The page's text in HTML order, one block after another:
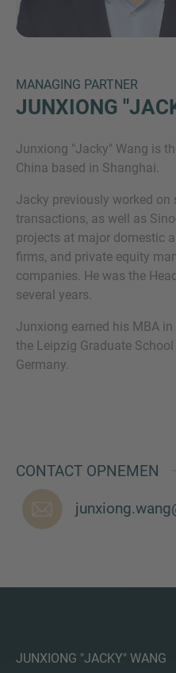
MANAGING PARTNER
JUNXIONG
Junxiong "Jacky" Wang is
China based in Shanghai.
Jacky previously worked
transactions, as well as
projects at major domestic
firms, and private equity
companies. He was the
several years.
Junxiong earned his MBA
the Leipzig Graduate
Germany.
CONTACT OPNEMEN
JUNXIONG "JACKY" WANG
NEEM CONTACT MET
Inquiry
Klik hier om aan te
kennisgeving en het
gelezen en ermee
Aanvraag